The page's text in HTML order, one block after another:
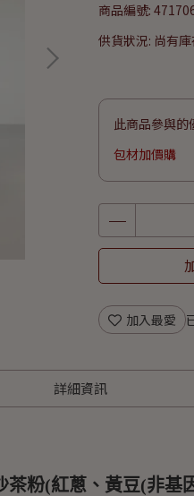
商品編號:
供貨狀況: 尚有
此商品參與的
包材加價購
加入最愛
詳細資訊
粉(紅蔥、黃豆(非基